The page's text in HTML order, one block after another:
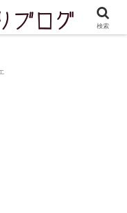
ご紹介しています
検索